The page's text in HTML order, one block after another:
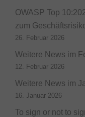
OWASP Top
zum
26. Februar 2026
Weitere News im
12. Februar 2026
Weitere News im
16. Januar 2026
To sign or not to